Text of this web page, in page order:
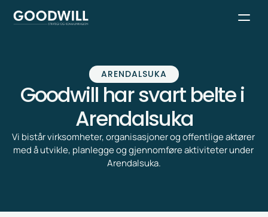
ARENDALSUKA
Goodwill har svart belte i
Arendalsuka
Vi bistår virksomheter, organisasjoner og offentlige aktører
med å utvikle, planlegge og gjennomføre aktiviteter under
Arendalsuka.